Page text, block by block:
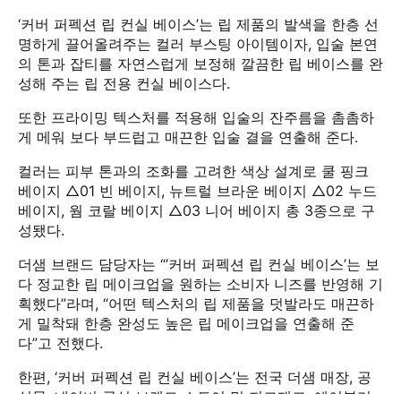
‘커버 퍼펙션 립 컨실 베이스’는 립 제품의 발색을 한층 선
명하게 끌어올려주는 컬러 부스팅 아이템이자, 입술 본연
의 톤과 잡티를 자연스럽게 보정해 깔끔한 립 베이스를 완
성해 주는 립 전용 컨실 베이스다.
또한 프라이밍 텍스처를 적용해 입술의 잔주름을 촘촘하
게 메워 보다 부드럽고 매끈한 입술 결을 연출해 준다.
컬러는 피부 톤과의 조화를 고려한 색상 설계로 쿨 핑크
베이지 △01 빈 베이지, 뉴트럴 브라운 베이지 △02 누드
베이지, 웜 코랄 베이지 △03 니어 베이지 총 3종으로 구
성됐다.
더샘 브랜드 담당자는 “’커버 퍼펙션 립 컨실 베이스’는 보
다 정교한 립 메이크업을 원하는 소비자 니즈를 반영해 기
획했다”라며, “어떤 텍스처의 립 제품을 덧발라도 매끈하
게 밀착돼 한층 완성도 높은 립 메이크업을 연출해 준
다”고 전했다.
한편, ‘커버 퍼펙션 립 컨실 베이스’는 전국 더샘 매장, 공